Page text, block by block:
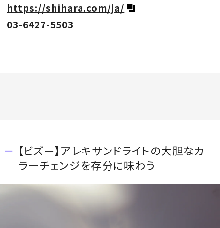
https://shihara.com/ja/
03-6427-5503
【ビズー】アレキサンドライトの大胆なカ
ラーチェンジを存分に味わう